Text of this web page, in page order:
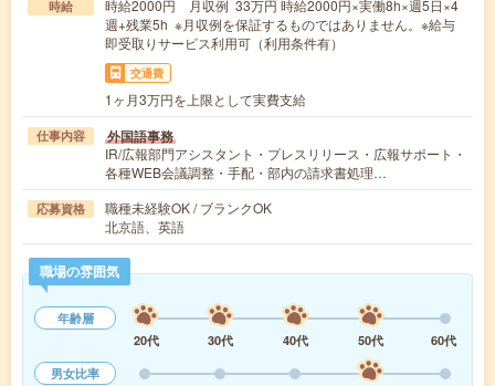
時給
時給2000円 月収例 33万円 時給2000円×実働8h×週5日×4
週+残業5h ※月収例を保証するものではありません。※給与
即受取りサービス利用可（利用条件有）
交通費
1ヶ月3万円を上限として実費支給
仕事内容 外国語事務
IR/広報部門アシスタント・プレスリリース・広報サポート・
各種WEB会議調整・手配・部内の請求書処理…
応募資格
職種未経験OK / ブランクOK
北京語、英語
職場の雰囲気
年齢層
20代
30代 40代 50代
60代
男女比率